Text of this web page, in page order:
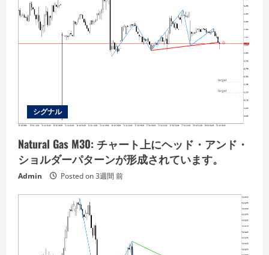
シグナル
Natural Gas M30: チャート上にヘッド・アンド・
ショルダーパターンが形成されています。
Admin Posted on 3週間 前